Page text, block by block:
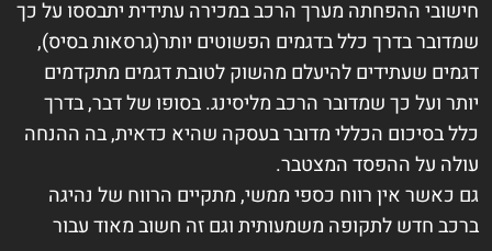
חישובי ההפחתה מערך הרכב במכירה עתידית יתבססו על כך
שמדובר בדרך כלל בדגמים הפשוטים יותר(גרסאות בסיס),
דגמים שעתידים להיעלם מהשוק לטובת דגמים מתקדמים
יותר ועל כך שמדובר הרכב מליסינג. בסופו של דבר, בדרך
כלל בסיכום הכללי מדובר בעסקה שהיא כדאית, בה ההנחה
עולה על ההפסד המצטבר.
גם כאשר אין רווח כספי ממשי, מתקיים הרווח של נהיגה
ברכב חדש לתקופה משמעותית וגם זה חשוב מאוד עבור